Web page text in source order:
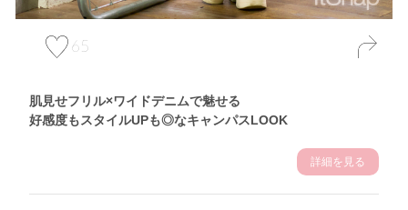
65
肌見せフリル×ワイドデニムで魅せる
好感度もスタイルUPも◎なキャンパスLOOK
詳細を見る